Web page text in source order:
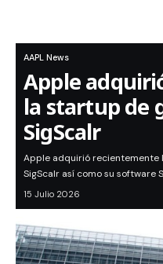
AAPL News
Apple
la startup de
SigScalr
Apple adquirió recientemente
SigScalr así como su software
15 Julio 2026